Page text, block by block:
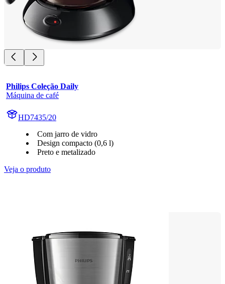
Philips Coleção Daily
Máquina de café
HD7435/20
Com jarro de vidro
Design compacto (0,6 l)
Preto e metalizado
Veja o produto